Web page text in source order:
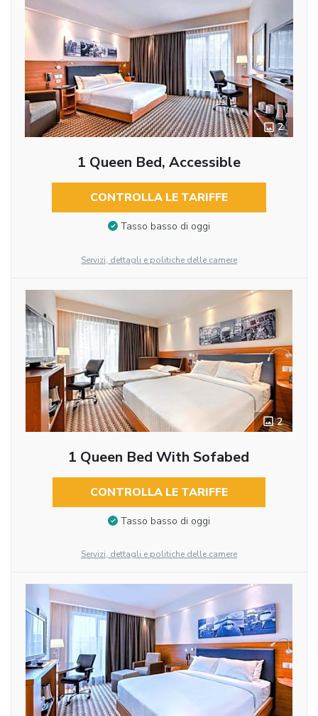
2
1 Queen Bed, Accessible
CONTROLLA LE TARIFFE
Tasso basso di oggi
Servizi, dettagli e politiche delle camere
2
1 Queen Bed With Sofabed
CONTROLLA LE TARIFFE
Tasso basso di oggi
Servizi, dettagli e politiche delle camere